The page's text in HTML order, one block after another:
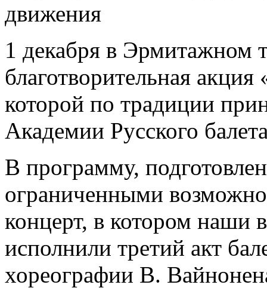
движения
1 декабря в Эрмитажном
благотворительная
которой по традиции
Академии Русского
В программу,
ограниченными
концерт, в котором наши
исполнили третий акт
хореографии В.